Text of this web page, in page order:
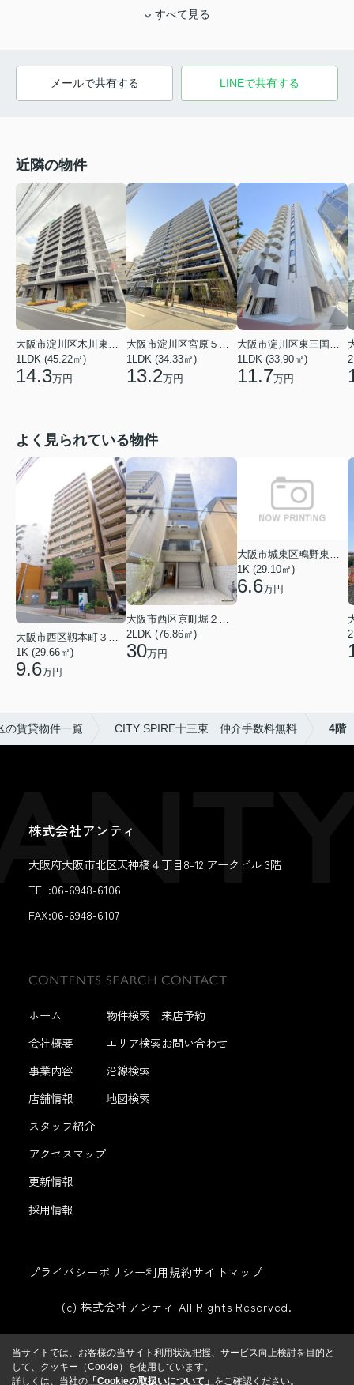
すべて見る
メールで共有する LINEで共有する
近隣の物件
1LDK (45.22㎡)
14.3万円
大阪市淀川区宮原５丁目
1LDK (34.33㎡)
13.2万円
大阪市淀川区東三国５丁目
1LDK (33.90㎡)
11.7万円
よく見られている物件
大阪市西区靱本町３丁目
1K (29.66㎡)
9.6万円
2LDK (76.86㎡)
30万円
大阪市城東区鴫野東３丁目
1K (29.10㎡)
6.6万円
の賃貸物件一覧 CITY SPIRE十三東 仲介手数料無料 4階
株式会社アンティ
大阪府大阪市北区天神橋４丁目8-12 アークビル 3階
TEL:06-6948-6106
FAX:06-6948-6107
ホーム
会社概要
事業内容
店舗情報
スタッフ紹介
アクセスマップ
更新情報
採用情報
物件検索
エリア検索
沿線検索
地図検索
来店予約
お問い合わせ
プライバシーポリシー利用規約サイトマップ
(c) 株式会社アンティ All Rights Reserved.
当サイトでは、お客様の当サイト利用状況把握、サービス向上検討を目的と
して、クッキー（Cookie）を使用しています。
詳しくは、当社の 「Cookieの取扱いについて」 をご確認ください。